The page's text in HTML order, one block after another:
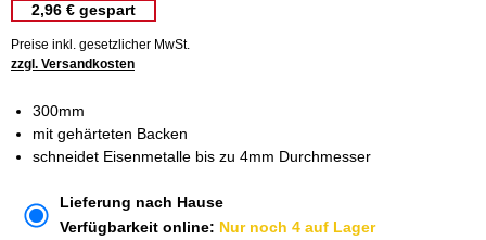
2,96 € gespart
Preise inkl. gesetzlicher MwSt.
zzgl. Versandkosten
300mm
mit gehärteten Backen
schneidet Eisenmetalle bis zu 4mm Durchmesser
Lieferung nach Hause
Verfügbarkeit online: Nur noch 4 auf Lager